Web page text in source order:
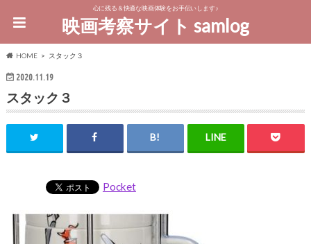
心に残る＆快適な映画体験をお手伝いします♪
映画考察サイト samlog
HOME スタック３
2020.11.19
スタック３
Pocket